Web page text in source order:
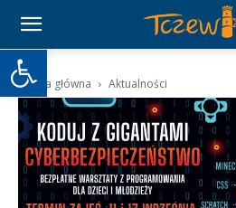
Otwórz pasek narzędzi
Strona główna Aktualności